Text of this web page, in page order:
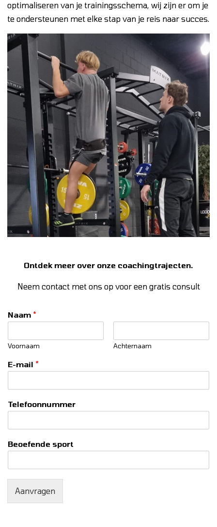
optimaliseren van je trainingsschema, wij zijn er om je
te ondersteunen met elke stap van je reis naar succes.
Ontdek meer over onze coachingtrajecten.
Neem contact met ons op voor een gratis consult
Naam *
Voornaam Achternaam
E-mail *
Telefoonnummer
Beoefende sport
Aanvragen